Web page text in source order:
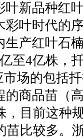
叶新品种红
彩叶时代的
产红叶石楠
至4亿株，
场的包括
商品苗（
，目前这种
苗比较多。